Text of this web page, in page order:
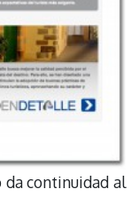
da continuidad al